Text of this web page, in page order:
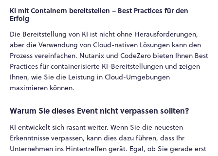
KI mit Containern bereitstellen – Best Practices für den
Erfolg
Die Bereitstellung von KI ist nicht ohne Herausforderungen,
aber die Verwendung von Cloud-nativen Lösungen kann den
Prozess vereinfachen. Nutanix und CodeZero bieten Ihnen Best
Practices für containerisierte KI-Bereitstellungen und zeigen
Ihnen, wie Sie die Leistung in Cloud-Umgebungen
maximieren können.
Warum Sie dieses Event nicht verpassen sollten?
KI entwickelt sich rasant weiter. Wenn Sie die neuesten
Erkenntnisse verpassen, kann dies dazu führen, dass Ihr
Unternehmen ins Hintertreffen gerät. Egal, ob Sie gerade erst